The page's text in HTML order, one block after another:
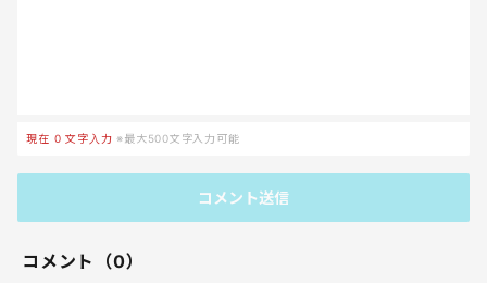
現在 0 文字入力 ※最大500文字入力可能
コメント送信
コメント（0）